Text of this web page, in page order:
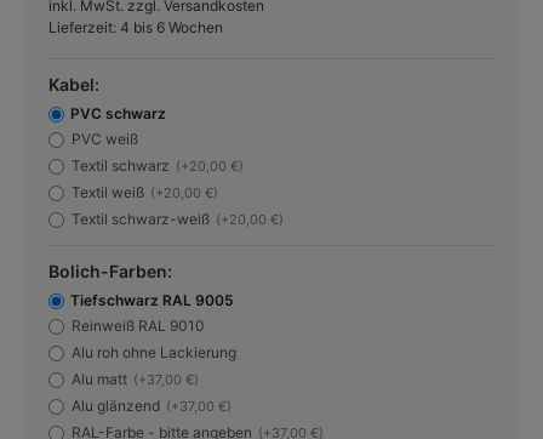
inkl. MwSt. zzgl. Versandkosten
Lieferzeit: 4 bis 6 Wochen
Kabel:
PVC schwarz
PVC weiß
Textil schwarz (+20,00 €)
Textil weiß (+20,00 €)
Textil schwarz-weiß (+20,00 €)
Bolich-Farben:
Tiefschwarz RAL 9005
Reinweiß RAL 9010
Alu roh ohne Lackierung
Alu matt (+37,00 €)
Alu glänzend (+37,00 €)
RAL-Farbe - bitte angeben (+37,00 €)